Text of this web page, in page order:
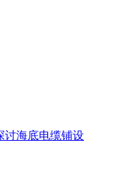
讨海底电缆铺设